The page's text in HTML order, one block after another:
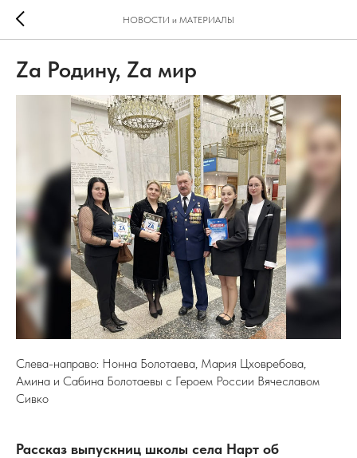
НОВОСТИ и МАТЕРИАЛЫ
Zа Родину, Zа мир
Слева-направо: Нонна Болотаева, Мария Цховребова,
Амина и Сабина Болотаевы с Героем России Вячеславом
Сивко
Рассказ выпускниц школы села Нарт об